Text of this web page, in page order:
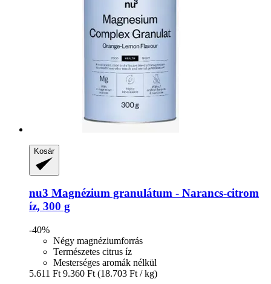
Kosár
nu3 Magnézium granulátum -​ Narancs-​citrom
íz, 300 g
-40%
Négy magnéziumforrás
Természetes citrus íz
Mesterséges aromák nélkül
5.611 Ft 9.360 Ft (18.703 Ft / kg)